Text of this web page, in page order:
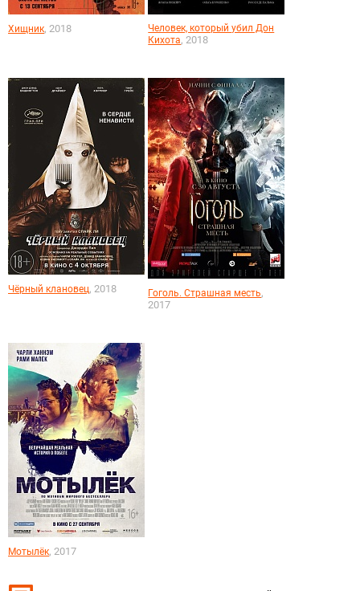
Хищник, 2018
Человек, который убил Дон
Кихота, 2018
Чёрный клановец, 2018 Гоголь. Страшная месть,
2017
Мотылёк, 2017